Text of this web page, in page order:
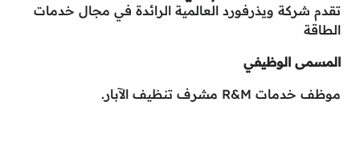
تقدم شركة ويذرفورد العالمية الرائدة في مجال خدمات
الطاقة
المسمى الوظيفي
موظف خدمات R&M مشرف تنظيف الآبار.